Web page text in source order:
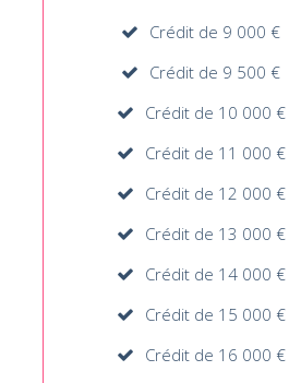
Crédit de 9 000 €
Crédit de 9 500 €
Crédit de 10 000 €
Crédit de 11 000 €
Crédit de 12 000 €
Crédit de 13 000 €
Crédit de 14 000 €
Crédit de 15 000 €
Crédit de 16 000 €